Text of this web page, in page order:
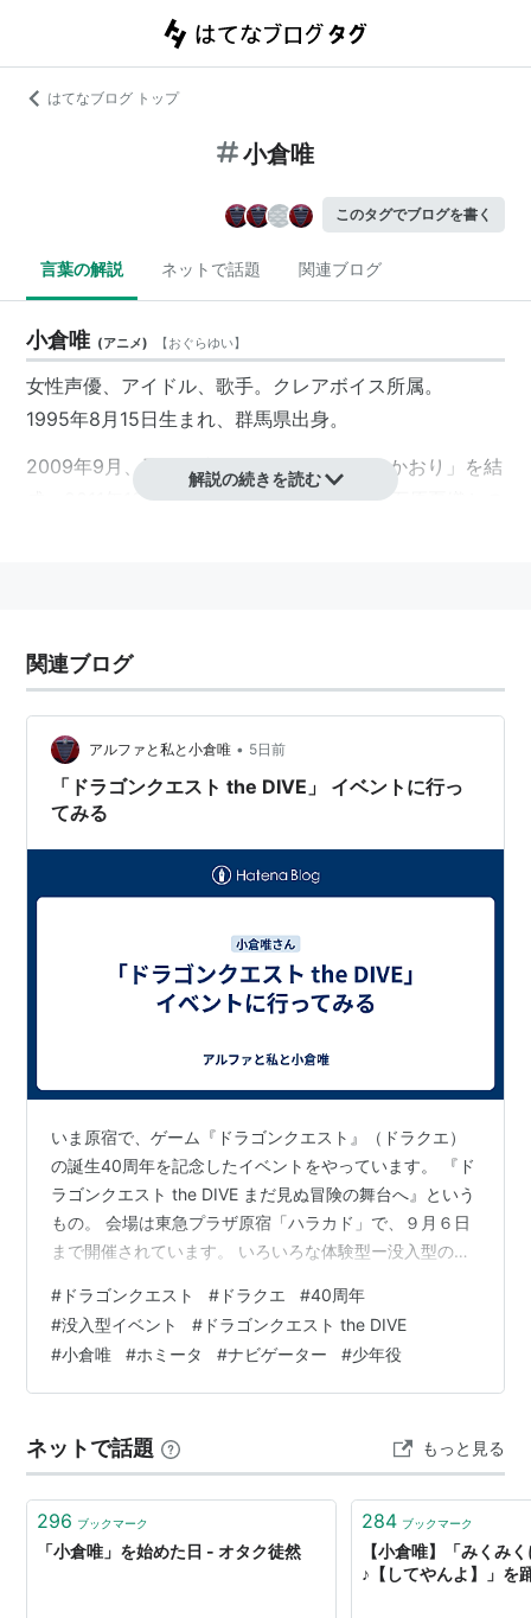
はてなブログ トップ
小倉唯
このタグでブログを書く
言葉の解説 ネットで話題 関連ブログ
小倉唯 (アニメ) 【おぐらゆい】
女性声優、アイドル、歌手。クレアボイス所属。
1995年8月15日生まれ、群馬県出身。
2009年9月、石原夏織とのユニット「ゆいかおり」を結
成。2011年12月に、松永真穂・能登有沙・石原夏織との
2013年4月、石原夏織と共に「StylipS」を卒業。同年9
月に、スタイルキューブからシグマ・セブンeに移籍し
た。2015年4月からシグマ・セブンに所属。
2016年1月、シグマ・セブンからクレアボイスへ移籍。
主な出演作品
怪盗レーニャ（ わっぱ）
夢色パティシエールSP プロフェッショナル（ミン
ロウきゅーぶ！SS
まよチキ！（チョコ）
神様のメモ帳（アリス）*主演
C3−シーキューブ−（人形原黒絵）
アクエリオンEVOL（ユノハ・スルース）
咲-saki- 阿知賀編 episode of side-A
（園城寺怜）
つり球（さくら）
カンピオーネ！（アテナ）
織田信奈の野望（竹中半兵衛）
さくら荘のペットな彼女（神田優子）
ヤマノススメ／ヤマノススメ セカンドシーズン（青
羽ここな）
変態王子と笑わない猫。（筒隠月子）
超次元ゲイム ネプテューヌ (
ロム/ホワイトシスタ
ー・ロム)
解説の続きを読む
関連ブログ
アルファと私と小倉唯 • 5日前
「ドラゴンクエスト the DIVE」 イベントに行っ
てみる
いま原宿で、ゲーム『ドラゴンクエスト』（ドラクエ）
の誕生40周年を記念したイベントをやっています。 『ド
ラゴンクエスト the DIVE まだ見ぬ冒険の舞台へ』という
もの。 会場は東急プラザ原宿「ハラカド」で、９月６日
まで開催されています。 いろいろな体験型ー没入型のア
ティー）デバイスとモーションシートを使って、上下左
右前後、それぞれ360°に広がるドラクエの世界を疾走す
るアトラクションなど。 アトラクションも面白そうなの
ですが、こんな爺さんでしかもドラクエの知識は多少あ
興味を持って… 「行…
# ドラゴンクエスト # ドラクエ #40周年
#没入型イベント # ドラゴンクエスト the DIVE
#小倉唯 #ホミータ #ナビゲーター #少年役
ネットで話題 もっと見る
296 ブックマーク
「小倉唯」を始めた日 - オタク徒然
284 ブックマーク
【小倉唯】「みくみ
♪【してやんよ】」を